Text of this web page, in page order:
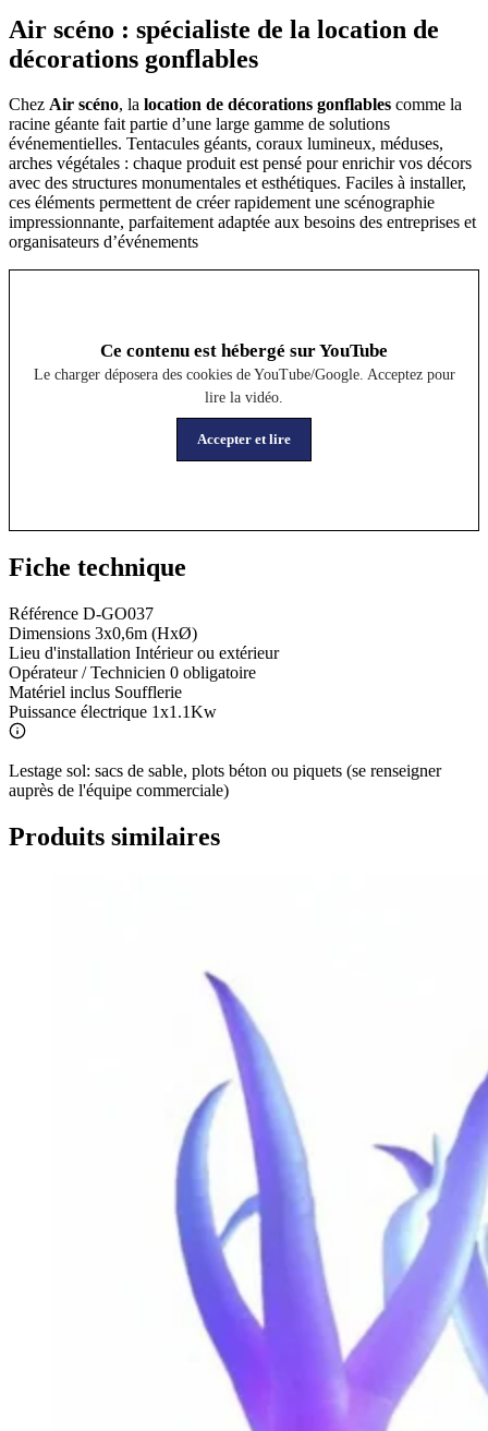
Air scéno : spécialiste de la location de
décorations gonflables
Chez Air scéno, la location de décorations gonflables comme la
racine géante fait partie d’une large gamme de solutions
événementielles. Tentacules géants, coraux lumineux, méduses,
arches végétales : chaque produit est pensé pour enrichir vos décors
avec des structures monumentales et esthétiques. Faciles à installer,
ces éléments permettent de créer rapidement une scénographie
impressionnante, parfaitement adaptée aux besoins des entreprises et
organisateurs d’événements
Ce contenu est hébergé sur YouTube
Le charger déposera des cookies de YouTube/Google. Acceptez pour
lire la vidéo.
Accepter et lire
Fiche technique
Référence D-GO037
Dimensions 3x0,6m (HxØ)
Lieu d'installation Intérieur ou extérieur
Opérateur / Technicien 0 obligatoire
Matériel inclus Soufflerie
Puissance électrique 1x1.1Kw
Lestage sol: sacs de sable, plots béton ou piquets (se renseigner
auprès de l'équipe commerciale)
Produits similaires